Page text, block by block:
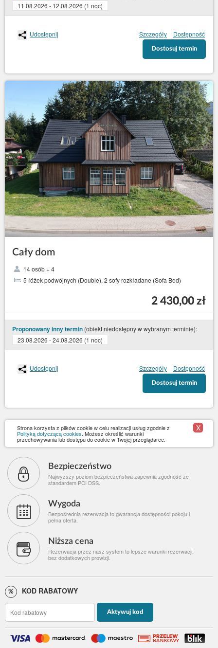
11.08.2026 - 12.08.2026 (1 noc)
Udostępnij Szczegóły Dostępność
Dostosuj termin
Cały dom
14 osób + 4
5 łóżek podwójnych (Double), 2 sofy rozkładane (Sofa Bed)
2 430,00 zł
Proponowany inny termin (obiekt niedostępny w wybranym terminie):
23.08.2026 - 24.08.2026 (1 noc)
Udostępnij Szczegóły Dostępność
Dostosuj termin
Strona korzysta z plików cookie w celu realizacji usług zgodnie z
Polityką dotyczącą cookies. Możesz określić warunki
przechowywania lub dostępu do cookie w Twojej przeglądarce.
X
Bezpieczeństwo
Najwyższy poziom bezpieczeństwa zapewnia zgodność ze
standardem PCI DSS.
Wygoda
Bezpośrednia rezerwacja to gwarancja dostępności pokoju i
pełna oferta.
Niższa cena
Rezerwacja przez nasz system to lepsze warunki rezerwacji,
bez dodatkowych prowizji.
KOD RABATOWY
Aktywuj kod